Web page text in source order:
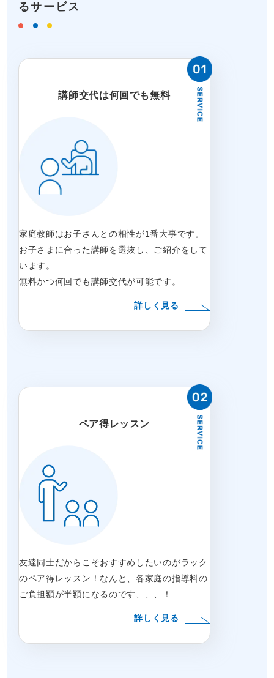
るサービス
講師交代は何回でも無料
家庭教師はお子さんとの相性が1番大事です。
お子さまに合った講師を選抜し、ご紹介をして
います。
無料かつ何回でも講師交代が可能です。
詳しく見る
ペア得レッスン
友達同士だからこそおすすめしたいのがラック
のペア得レッスン！なんと、各家庭の指導料の
ご負担額が半額になるのです、、、！
詳しく見る